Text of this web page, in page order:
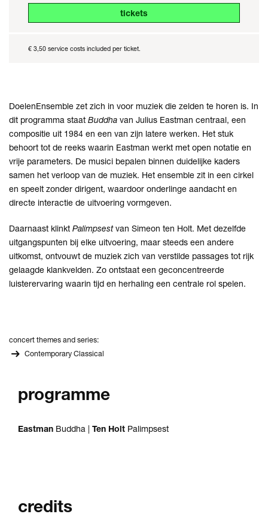
tickets
€ 3,50 service costs included per ticket.
DoelenEnsemble zet zich in voor muziek die zelden te horen is. In
dit programma staat Buddha van Julius Eastman centraal, een
compositie uit 1984 en een van zijn latere werken. Het stuk
behoort tot de reeks waarin Eastman werkt met open notatie en
vrije parameters. De musici bepalen binnen duidelijke kaders
samen het verloop van de muziek. Het ensemble zit in een cirkel
en speelt zonder dirigent, waardoor onderlinge aandacht en
directe interactie de uitvoering vormgeven.
Daarnaast klinkt Palimpsestvan Simeon ten Holt. Met dezelfde
uitgangspunten bij elke uitvoering, maar steeds een andere
uitkomst, ontvouwt de muziek zich van verstilde passages tot rijk
gelaagde klankvelden. Zo ontstaat een geconcentreerde
luisterervaring waarin tijd en herhaling een centrale rol spelen.
concert themes and series:
Contemporary Classical
programme
Eastman Buddha | Ten Holt Palimpsest
credits